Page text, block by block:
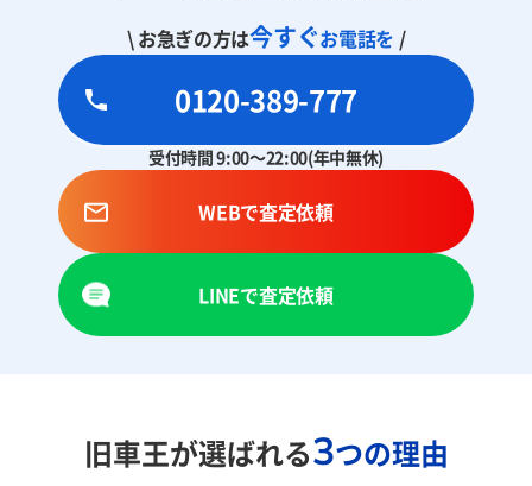
\ お急ぎの方は今すぐお電話を /
0120-389-777
受付時間 9:00～22:00(年中無休)
WEBで査定依頼
LINEで査定依頼
旧車王が選ばれる3つの理由